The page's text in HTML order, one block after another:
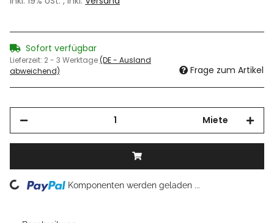
Sofort verfügbar
Lieferzeit: 2 - 3 Werktage(DE - Ausland
abweichend)
Frage zum Artikel
Miete
Loading... Komponenten werden geladen ...